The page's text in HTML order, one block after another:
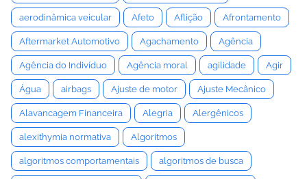
aerodinâmica veicular Afeto Aflição Afrontamento
Aftermarket Automotivo Agachamento Agência
Agência do Indivíduo Agência moral agilidade Agir
Água airbags Ajuste de motor Ajuste Mecânico
Alavancagem Financeira Alegria Alergênicos
alexithymia normativa Algoritmos
algoritmos comportamentais algoritmos de busca